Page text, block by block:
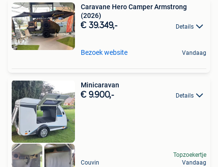
Caravane Hero Camper Armstrong
(2026)
€ 39.349,- Details
Bezoek website Vandaag
Minicaravan
€ 9.900,- Details
Couvin
Topzoekertje
Vandaag